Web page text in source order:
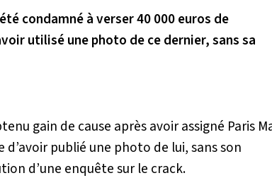
condamné à verser 40 000 euros de
utilisé une photo de ce dernier, sans sa
gain de cause après avoir assigné Paris
publié une photo de lui, sans son
d’une enquête sur le crack.